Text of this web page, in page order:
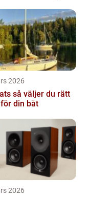
2026
du rätt
din båt
2026